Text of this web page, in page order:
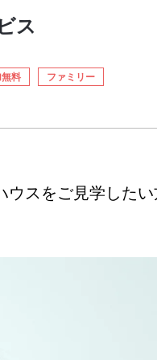
ス
料 ファミリー
ウスをご見学した